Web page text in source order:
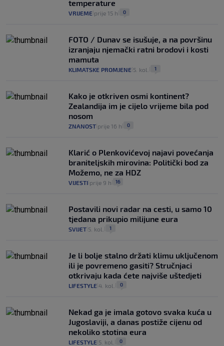
temperature
VRIJEME prije 15 h 0
FOTO / Dunav se isušuje, a na površinu
izranjaju njemački ratni brodovi i kosti
mamuta
KLIMATSKE PROMJENE 5. kol. 1
Kako je otkriven osmi kontinent?
Zealandija im je cijelo vrijeme bila pod
nosom
ZNANOST prije 16 h 0
Klarić o Plenkovićevoj najavi povećanja
braniteljskih mirovina: Politički bod za
Možemo, ne za HDZ
VIJESTI prije 9 h 16
Postavili novi radar na cesti, u samo 10
tjedana prikupio milijune eura
SVIJET 5. kol. 1
Je li bolje stalno držati klimu uključenom
ili je povremeno gasiti? Stručnjaci
otkrivaju kada ćete najviše uštedjeti
LIFESTYLE 4. kol. 0
Nekad ga je imala gotovo svaka kuća u
Jugoslaviji, a danas postiže cijenu od
nekoliko stotina eura
LIFESTYLE 5. kol. 0